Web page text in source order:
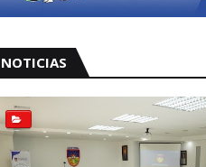
NOTICIAS